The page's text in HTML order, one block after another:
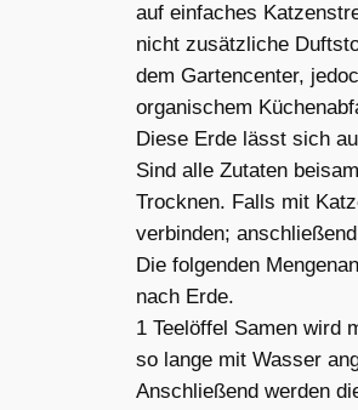
auf einfaches
nicht zusätzliche
dem Gartencenter,
organischem
Diese Erde lässt sich
Sind alle Zutaten
Trocknen. Falls mit
verbinden;
Die folgenden
nach Erde.
1 Teelöffel Samen wird
so lange mit Wasser
Anschließend werden